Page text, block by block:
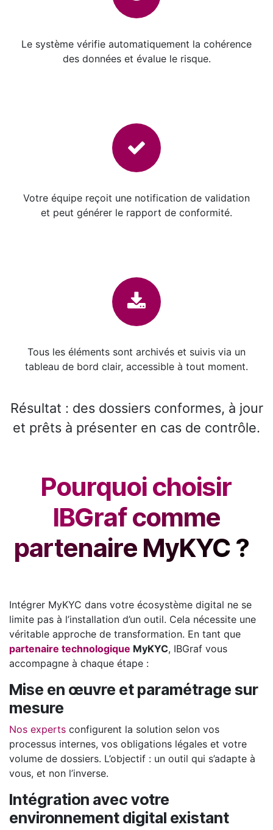
Le système vérifie automatiquement la cohérence
des données et évalue le risque.
Votre équipe reçoit une notification de validation
et peut générer le rapport de conformité.
Tous les éléments sont archivés et suivis via un
tableau de bord clair, accessible à tout moment.
Résultat : des dossiers conformes, à jour
et prêts à présenter en cas de contrôle.
Pourquoi choisir
IBGraf comme
partenaire MyKYC ?
Intégrer MyKYC dans votre écosystème digital ne se
limite pas à l’installation d’un outil. Cela nécessite une
véritable approche de transformation. En tant que
partenaire technologique MyKYC, IBGraf vous
accompagne à chaque étape :
Mise en œuvre et paramétrage sur
mesure
Nos experts configurent la solution selon vos
processus internes, vos obligations légales et votre
volume de dossiers. L’objectif : un outil qui s’adapte à
vous, et non l’inverse.
Intégration avec votre
environnement digital existant